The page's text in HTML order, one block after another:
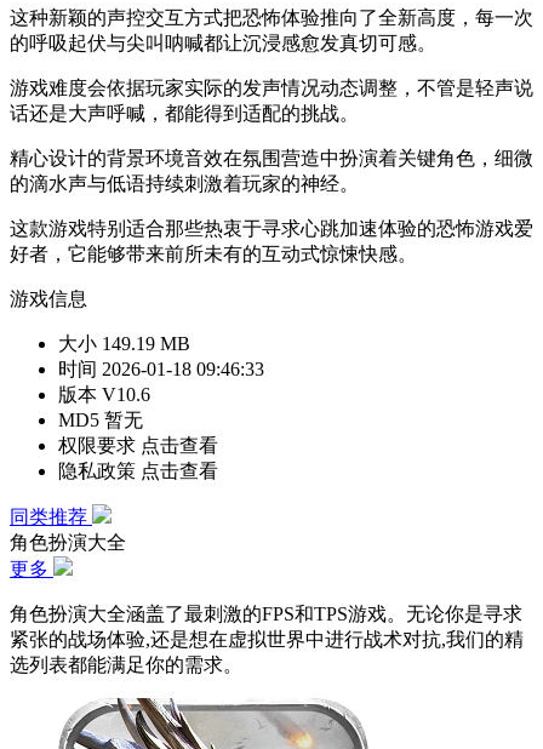
这种新颖的声控交互方式把恐怖体验推向了全新高度，每一次
的呼吸起伏与尖叫呐喊都让沉浸感愈发真切可感。
游戏难度会依据玩家实际的发声情况动态调整，不管是轻声说
话还是大声呼喊，都能得到适配的挑战。
精心设计的背景环境音效在氛围营造中扮演着关键角色，细微
的滴水声与低语持续刺激着玩家的神经。
这款游戏特别适合那些热衷于寻求心跳加速体验的恐怖游戏爱
好者，它能够带来前所未有的互动式惊悚快感。
游戏信息
大小 149.19 MB
时间 2026-01-18 09:46:33
版本 V10.6
MD5 暂无
权限要求 点击查看
隐私政策 点击查看
同类推荐
角色扮演大全
更多
角色扮演大全涵盖了最刺激的FPS和TPS游戏。无论你是寻求
紧张的战场体验,还是想在虚拟世界中进行战术对抗,我们的精
选列表都能满足你的需求。